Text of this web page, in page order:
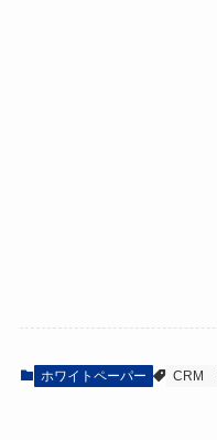
ホワイトペーパー CRM